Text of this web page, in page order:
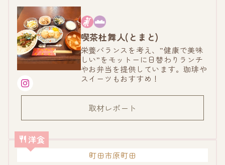
喫茶杜舞人(とまと)
栄養バランスを考え、”健康で美味
しい”をモットーに日替わりランチ
やお弁当を提供しています。珈琲や
スイーツもおすすめ！
取材レポート
洋食
町田市原町田